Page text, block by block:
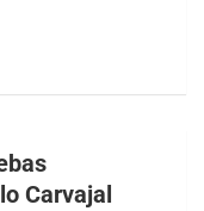
Carvajal